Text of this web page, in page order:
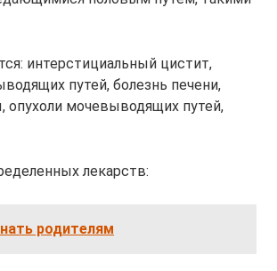
интерстициальный цистит,
путей, болезнь печени,
опухоли мочевыводящих путей,
лекарств:
родителям